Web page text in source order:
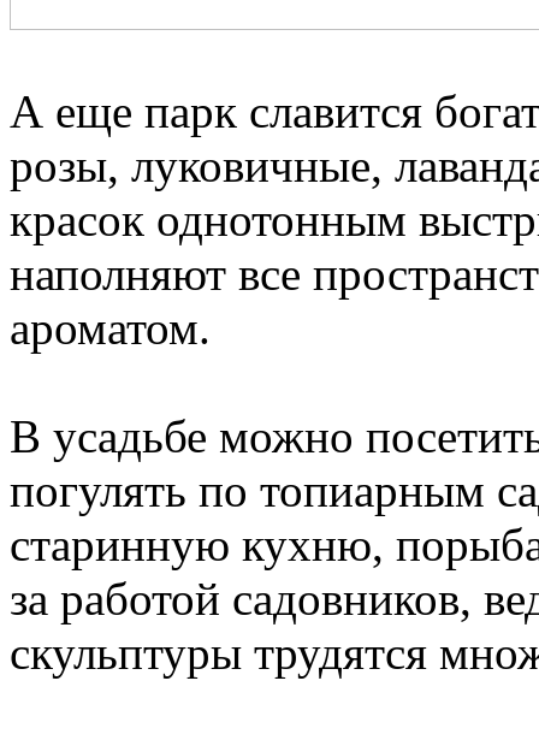
А еще парк славится
розы, луковичные,
красок однотонным
наполняют все
ароматом.
В усадьбе можно
погулять по топиарным
старинную кухню,
за работой садовников,
скульптуры трудятся